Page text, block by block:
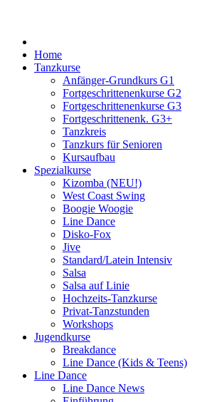
Home
Tanzkurse
Anfänger-Grundkurs G1
Fortgeschrittenenkurse G2
Fortgeschrittenenkurse G3
Fortgeschrittenenk. G3+
Tanzkreis
Tanzkurs für Senioren
Kursaufbau
Spezialkurse
Kizomba (NEU!)
West Coast Swing
Boogie Woogie
Line Dance
Disko-Fox
Jive
Standard/Latein Intensiv
Salsa
Salsa auf Linie
Hochzeits-Tanzkurse
Privat-Tanzstunden
Workshops
Jugendkurse
Breakdance
Line Dance (Kids & Teens)
Line Dance
Line Dance News